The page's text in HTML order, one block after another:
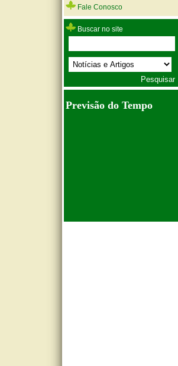
Fale Conosco
Buscar no site
Previsão do Tempo